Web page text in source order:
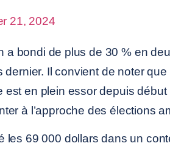
21, 2024
a bondi de plus de 30 % en
Il convient de noter que
en plein essor depuis début
à l’approche des élections
les 69 000 dollars dans un